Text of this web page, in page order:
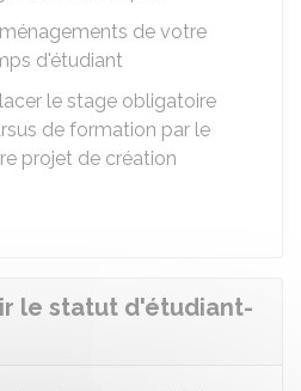
de votre
d'étudiant
le stage obligatoire
de formation par le
projet de création
le statut d'étudiant-